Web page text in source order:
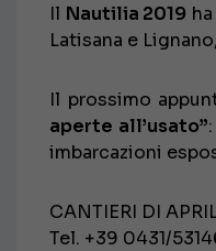
Il Nautilia 2019
Latisana e
Il prossimo
aperte all’usato”
imbarcazioni
CANTIERI DI
Tel. +39 0431/